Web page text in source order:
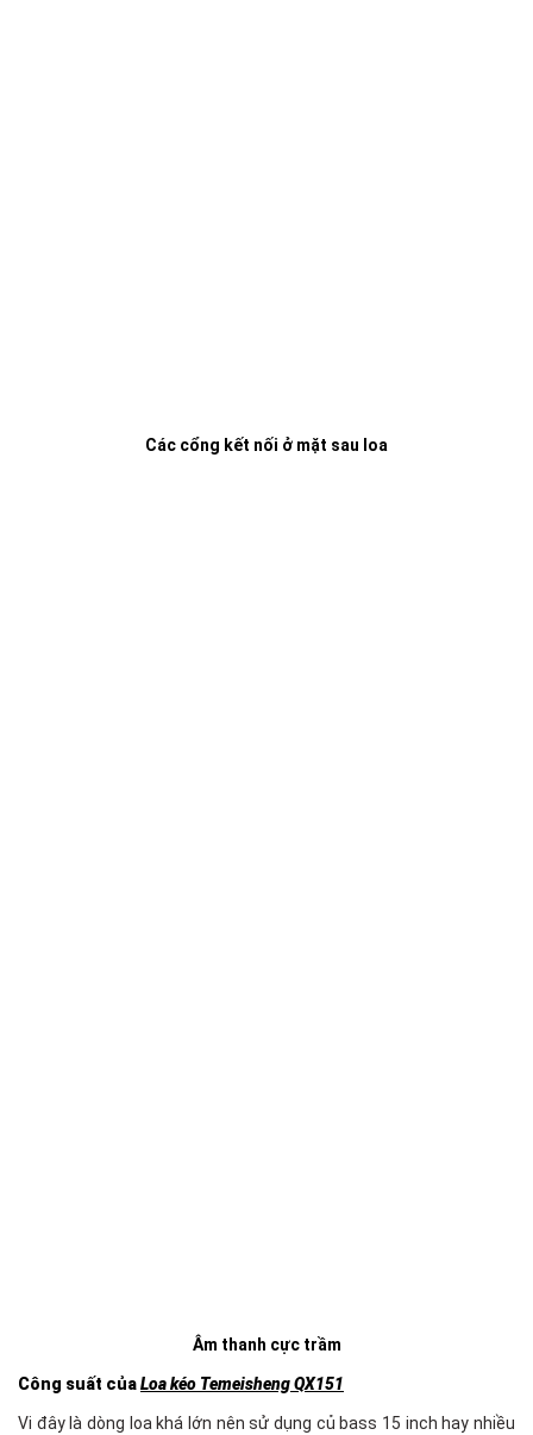
Các cổng kết nối ở mặt sau loa
Âm thanh cực trầm
Công suất củaLoa kéo Temeisheng QX151
Vi đây là dòng loa khá lớn nên sử dụng củ bass 15 inch hay nhiều